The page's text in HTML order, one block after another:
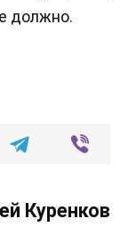
должно.
Куренков